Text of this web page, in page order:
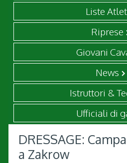
Liste
Riprese
Giovani
News
Istruttori &
Ufficiali di
DRESSAGE:
a Zakrow